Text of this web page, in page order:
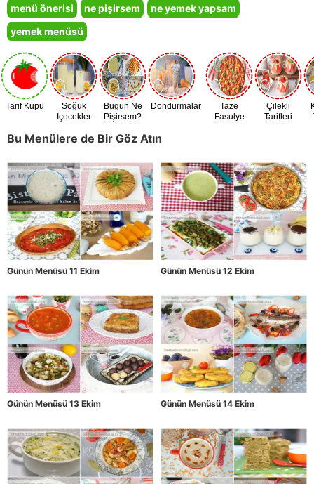
menü önerisi
ne pişirsem
ne yemek yapsam
yemek menüsü
Tarif Küpü
Soğuk
İçecekler
Bugün Ne
Pişirsem?
Dondurmalar
Taze
Fasulye
Çilekli
Tarifleri
Bu Menülere de Bir Göz Atın
Günün Menüsü 11 Ekim Günün Menüsü 12 Ekim
Günün Menüsü 13 Ekim Günün Menüsü 14 Ekim